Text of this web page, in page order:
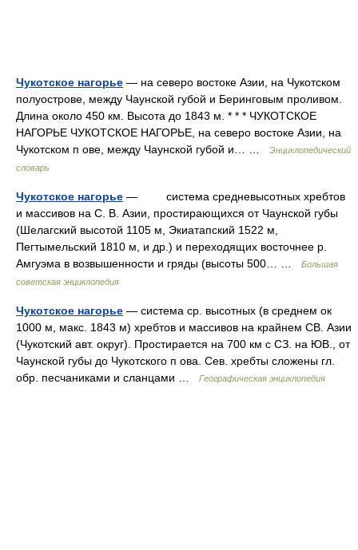
Чукотское нагорье — на северо востоке Азии, на Чукотском
полуострове, между Чаунской губой и Беринговым проливом.
Длина около 450 км. Высота до 1843 м. * * * ЧУКОТСКОЕ
НАГОРЬЕ ЧУКОТСКОЕ НАГОРЬЕ, на северо востоке Азии, на
Чукотском п ове, между Чаунской губой и… …
Энциклопедический
словарь
Чукотское нагорье — система средневысотных хребтов
и массивов на С. В. Азии, простирающихся от Чаунской губы
(Шелагский высотой 1105 м, Экиатапский 1522 м,
Пегтымельский 1810 м, и др.) и переходящих восточнее р.
Амгуэма в возвышенности и гряды (высоты 500… …
Большая
советская энциклопедия
Чукотское нагорье — система ср. высотных (в среднем ок
1000 м, макс. 1843 м) хребтов и массивов на крайнем СВ. Азии
(Чукотский авт. округ). Простирается на 700 км с СЗ. на ЮВ., от
Чаунской губы до Чукотского п ова. Сев. хребты сложены гл.
обр. песчаниками и сланцами …
Географическая энциклопедия